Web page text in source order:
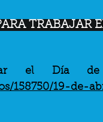
TRABAJAR
158750/19-